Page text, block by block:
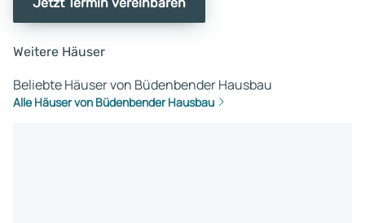
Weitere Häuser
Beliebte Häuser von Büdenbender Hausbau
Alle Häuser von Büdenbender Hausbau